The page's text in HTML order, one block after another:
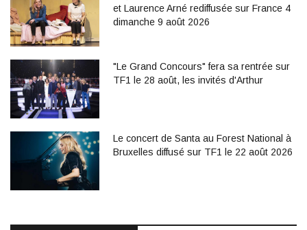
et Laurence Arné rediffusée sur France 4
dimanche 9 août 2026
"Le Grand Concours" fera sa rentrée sur
TF1 le 28 août, les invités d'Arthur
Le concert de Santa au Forest National à
Bruxelles diffusé sur TF1 le 22 août 2026